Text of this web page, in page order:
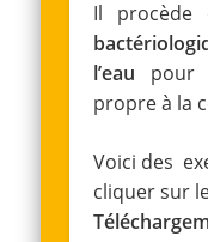
Il procède
l’eau pour
propre à la
Voici des
cliquer sur